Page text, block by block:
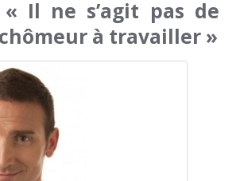
Il ne s’agit pas de
à travailler »